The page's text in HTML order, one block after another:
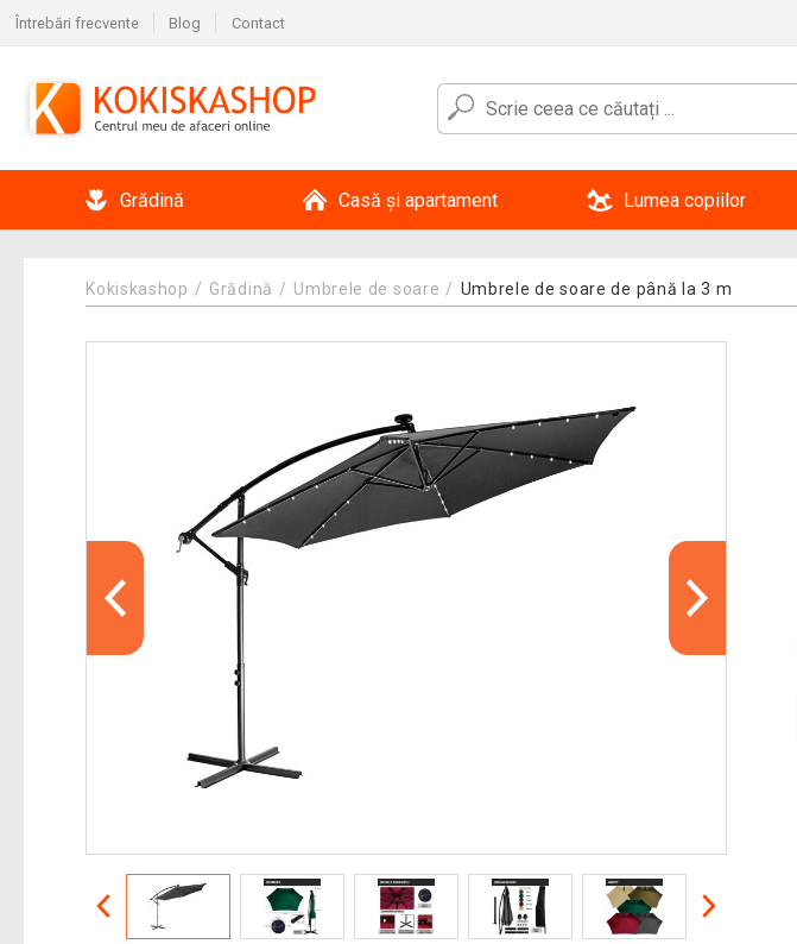
Întrebări frecvente Blog Contact
Grădină Casă și apartament Lumea copiilor
Kokiskashop Grădină Umbrele de soare Umbrele de soare de până la 3 m